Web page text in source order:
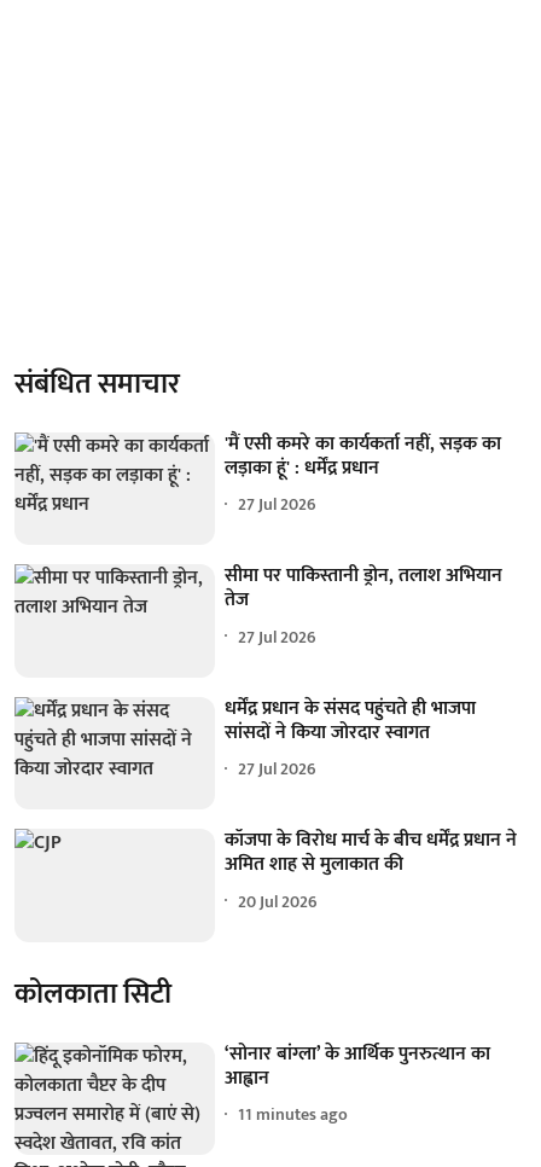
संबंधित समाचार
'मैं एसी कमरे का कार्यकर्ता नहीं, सड़क का
लड़ाका हूं' : धर्मेंद्र प्रधान
27 Jul 2026
सीमा पर पाकिस्तानी ड्रोन, तलाश अभियान
तेज
27 Jul 2026
धर्मेंद्र प्रधान के संसद पहुंचते ही भाजपा
सांसदों ने किया जोरदार स्वागत
27 Jul 2026
कॉजपा के विरोध मार्च के बीच धर्मेंद्र प्रधान ने
अमित शाह से मुलाकात की
20 Jul 2026
कोलकाता सिटी
‘सोनार बांग्ला’ के आर्थिक पुनरुत्थान का
आह्वान
11 minutes ago